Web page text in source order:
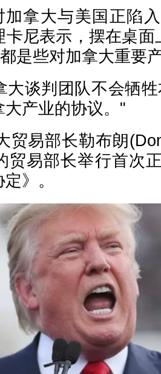
加拿大与美国正陷
尼表示，摆在桌面
是些对加拿大重要
大谈判团队不会牺
产业的协议。"
贸易部长勒布朗
贸易部长举行首次
》。